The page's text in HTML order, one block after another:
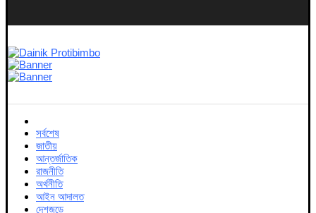
সর্বশেষ
জাতীয়
আন্তর্জাতিক
রাজনীতি
অর্থনীতি
আইন আদালত
দেশজুড়ে